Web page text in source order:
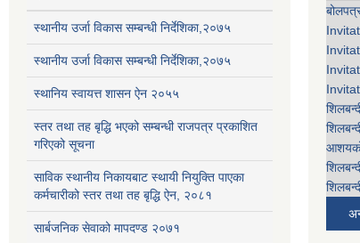
स्थानीय उर्जा विकास सम्बन्धी निर्देशिका,२०७५
स्थानीय उर्जा विकास सम्बन्धी निर्देशिका,२०७५
स्थानिय स्वायत्त शासन ऐन २०५५
स्तर तथा तह बृद्धि भएको सम्बन्धी राजपत्र प्रकाशित
गरिएको सूचना
साविक स्थानीय निकायबाट स्थायी नियुक्ति पाएका
कर्मचारीको स्तर तथा तह बृद्धि ऐन, २०८१
सार्बजनिक सेवाको मापदण्ड २०७१